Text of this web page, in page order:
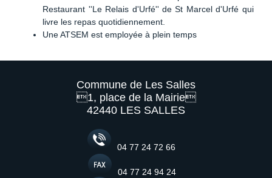
Restaurant ''Le Relais d'Urfé'' de St Marcel d'Urfé qui
livre les repas quotidiennement.
Une ATSEM est employée à plein temps
Commune de Les Salles
1, place de la Mairie
42440 LES SALLES
04 77 24 72 66
04 77 24 94 24